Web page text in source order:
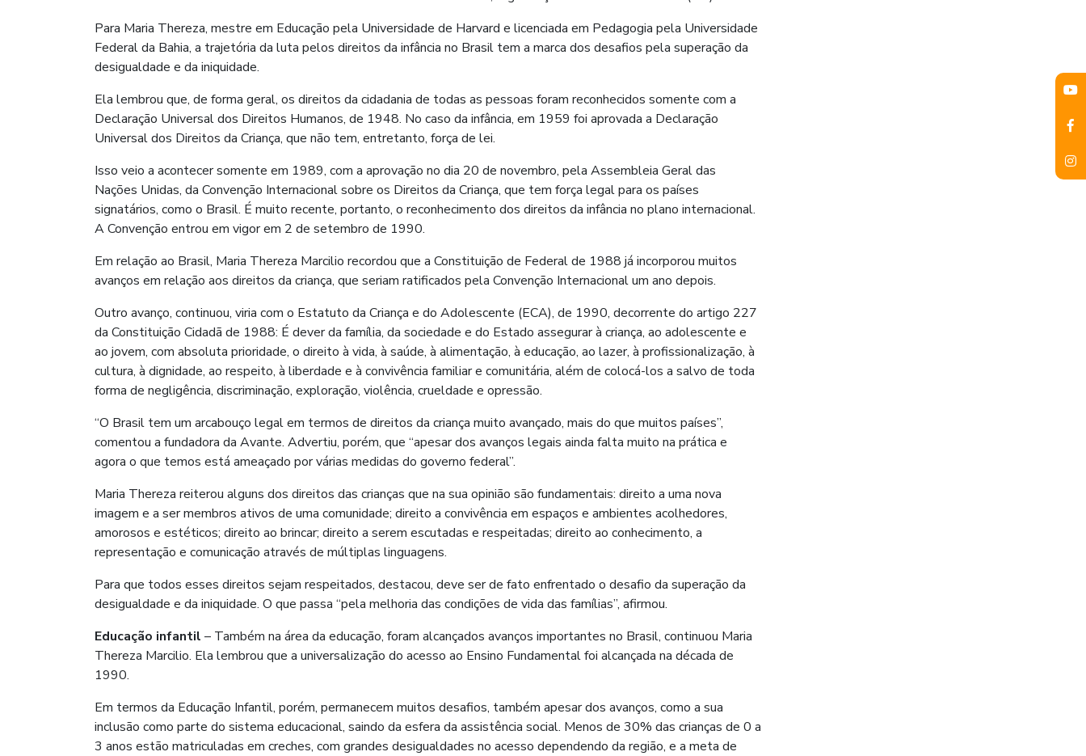
Para Maria Thereza, mestre em Educação pela Universidade de Harvard e licenciada em Pedagogia pela Universidade
Federal da Bahia, a trajetória da luta pelos direitos da infância no Brasil tem a marca dos desafios pela superação da
desigualdade e da iniquidade.
Ela lembrou que, de forma geral, os direitos da cidadania de todas as pessoas foram reconhecidos somente com a
Declaração Universal dos Direitos Humanos, de 1948. No caso da infância, em 1959 foi aprovada a Declaração
Universal dos Direitos da Criança, que não tem, entretanto, força de lei.
Isso veio a acontecer somente em 1989, com a aprovação no dia 20 de novembro, pela Assembleia Geral das
Nações Unidas, da Convenção Internacional sobre os Direitos da Criança, que tem força legal para os países
signatários, como o Brasil. É muito recente, portanto, o reconhecimento dos direitos da infância no plano internacional.
A Convenção entrou em vigor em 2 de setembro de 1990.
Em relação ao Brasil, Maria Thereza Marcilio recordou que a Constituição de Federal de 1988 já incorporou muitos
avanços em relação aos direitos da criança, que seriam ratificados pela Convenção Internacional um ano depois.
Outro avanço, continuou, viria com o Estatuto da Criança e do Adolescente (ECA), de 1990, decorrente do artigo 227
da Constituição Cidadã de 1988: É dever da família, da sociedade e do Estado assegurar à criança, ao adolescente e
ao jovem, com absoluta prioridade, o direito à vida, à saúde, à alimentação, à educação, ao lazer, à profissionalização, à
cultura, à dignidade, ao respeito, à liberdade e à convivência familiar e comunitária, além de colocá-los a salvo de toda
forma de negligência, discriminação, exploração, violência, crueldade e opressão.
“O Brasil tem um arcabouço legal em termos de direitos da criança muito avançado, mais do que muitos países”,
comentou a fundadora da Avante. Advertiu, porém, que “apesar dos avanços legais ainda falta muito na prática e
agora o que temos está ameaçado por várias medidas do governo federal”.
Maria Thereza reiterou alguns dos direitos das crianças que na sua opinião são fundamentais: direito a uma nova
imagem e a ser membros ativos de uma comunidade; direito a convivência em espaços e ambientes acolhedores,
amorosos e estéticos; direito ao brincar; direito a serem escutadas e respeitadas; direito ao conhecimento, a
representação e comunicação através de múltiplas linguagens.
Para que todos esses direitos sejam respeitados, destacou, deve ser de fato enfrentado o desafio da superação da
desigualdade e da iniquidade. O que passa “pela melhoria das condições de vida das famílias”, afirmou.
Educação infantil – Também na área da educação, foram alcançados avanços importantes no Brasil, continuou Maria
Thereza Marcilio. Ela lembrou que a universalização do acesso ao Ensino Fundamental foi alcançada na década de
1990.
Em termos da Educação Infantil, porém, permanecem muitos desafios, também apesar dos avanços, como a sua
inclusão como parte do sistema educacional, saindo da esfera da assistência social. Menos de 30% das crianças de 0 a
3 anos estão matriculadas em creches, com grandes desigualdades no acesso dependendo da região, e a meta de